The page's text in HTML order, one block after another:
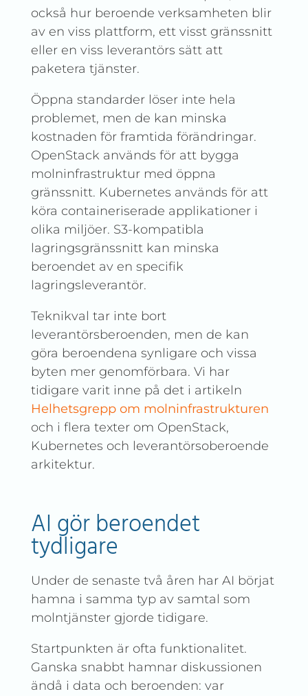
också hur beroende verksamheten blir
av en viss plattform, ett visst gränssnitt
eller en viss leverantörs sätt att
paketera tjänster.
Öppna standarder löser inte hela
problemet, men de kan minska
kostnaden för framtida förändringar.
OpenStack används för att bygga
molninfrastruktur med öppna
gränssnitt. Kubernetes används för att
köra containeriserade applikationer i
olika miljöer. S3-kompatibla
lagringsgränssnitt kan minska
beroendet av en specifik
lagringsleverantör.
Teknikval tar inte bort
leverantörsberoenden, men de kan
göra beroendena synligare och vissa
byten mer genomförbara. Vi har
tidigare varit inne på det i artikeln
Helhetsgrepp om molninfrastrukturen
och i flera texter om OpenStack,
Kubernetes och leverantörsoberoende
arkitektur.
AI gör beroendet
tydligare
Under de senaste två åren har AI börjat
hamna i samma typ av samtal som
molntjänster gjorde tidigare.
Startpunkten är ofta funktionalitet.
Ganska snabbt hamnar diskussionen
ändå i data och beroenden: var